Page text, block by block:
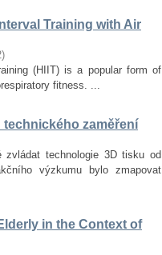
Training with Air
)
(HIIT) is a popular form of
fitness. ...
zaměření
zvládat technologie 3D tisku od
výzkumu bylo zmapovat
in the Context of